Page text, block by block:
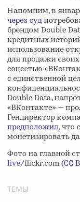
Напомним, в
через суд
брендом Double
кредитных
использование
для продажи
соцсетью
с единственной
Double Data,
«ВКонтакте» —
Гендиректор
предположил, что
монетизировать
Фото на главной
live/flickr.com(CC
ТЕМЫ